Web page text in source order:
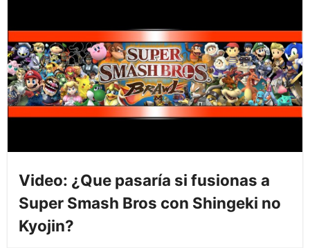
Video: ¿Que pasaría si fusionas a
Super Smash Bros con Shingeki no
Kyojin?